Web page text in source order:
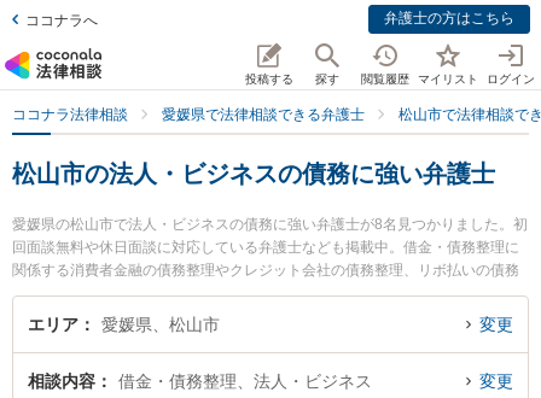
ココナラへ 弁護士の方はこちら
投稿する 探す 閲覧履歴 マイリスト ログイン
ココナラ法律相談 愛媛県で法律相談できる弁護士 松山市で法律相談で
松山市の法人・ビジネスの債務に強い弁護士
愛媛県の松山市で法人・ビジネスの債務に強い弁護士が8名見つかりました。初
回面談無料や休日面談に対応している弁護士なども掲載中。借金・債務整理に
関係する消費者金融の債務整理やクレジット会社の債務整理、リボ払いの債務
整理等の細かな分野での絞り込み検索もでき便利です。特にきぼう綜合法律事
務所の兵頭 俊輔弁護士や弁護士法人龍鳳法律事務所の石山 龍鳳弁護士、伊予綜
ラブルを今すぐに弁護士に相談したい』『法人・ビジネスの債務のトラブル解
エリア 愛媛県、松山市 変更
相談内容 借金・債務整理、法人・ビジネス 変更